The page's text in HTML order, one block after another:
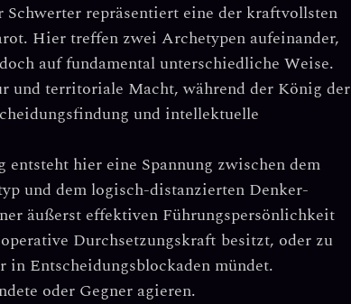
Schwerter repräsentiert eine der kraftvollsten
Hier treffen zwei Archetypen aufeinander,
auf fundamental unterschiedliche Weise.
und territoriale Macht, während der König der
und intellektuelle
hier eine Spannung zwischen dem
und dem logisch-distanzierten Denker-
äußerst effektiven Führungspersönlichkeit
Durchsetzungskraft besitzt, oder zu
in Entscheidungsblockaden mündet.
oder Gegner agieren.